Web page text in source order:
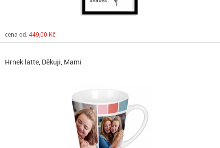
cena od: 449,00 Kč
Hrnek latte, Děkuji, Mami